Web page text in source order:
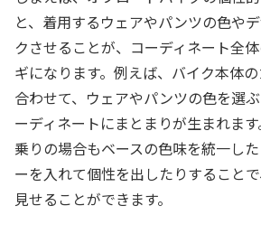
と、着用するウェアやパンツの色や
クさせることが、コーディネート全
ギになります。例えば、バイク本体
合わせて、ウェアやパンツの色を選
ーディネートにまとまりが生まれま
乗りの場合もベースの色味を統一し
ーを入れて個性を出したりすること
見せることができます。